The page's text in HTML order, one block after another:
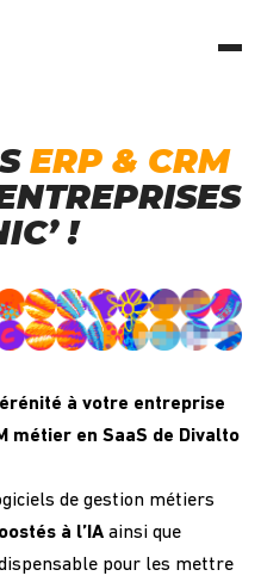
ERP & CRM
!
à votre entreprise
métier en SaaS de Divalto
de gestion métiers
à l’IA ainsi que
pour les mettre